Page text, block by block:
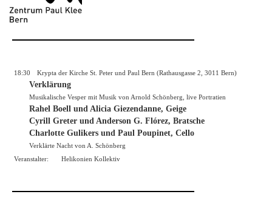
18:30 Krypta der Kirche St. Peter und Paul Bern (Rathausgasse 2, 3011 Bern)
Verklärung
Musikalische Vesper mit Musik von Arnold Schönberg, live Portratien
Rahel Boell und Alicia Giezendanne, Geige
Cyrill Greter und Anderson G. Flórez, Bratsche
Charlotte Gulikers und Paul Poupinet, Cello
Verklärte Nacht von A. Schönberg
Veranstalter:
Helikonien Kollektiv